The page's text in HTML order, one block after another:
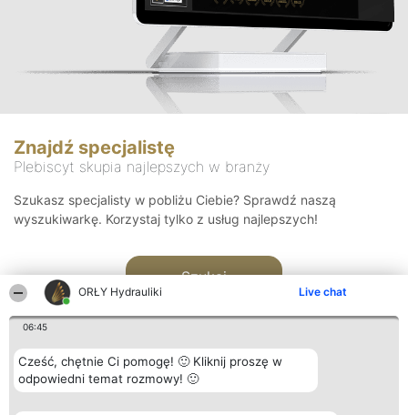
ORŁY Hydrauliki Live chat
06:45
Cześć, chętnie Ci pomogę! 🙂 Kliknij proszę w
odpowiedni temat rozmowy! 🙂
Znajdź specjalistę
Plebiscyt skupia najlepszych w branży
Szukasz specjalisty w pobliżu Ciebie? Sprawdź naszą
wyszukiwarkę. Korzystaj tylko z usług najlepszych!
Szukaj
Organizator plebiscytu Plebiscyt Kontakt